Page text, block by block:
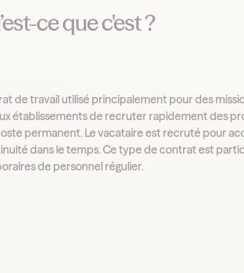
ce que c'est ?
de travail utilisé principalement pour des
établissements de recruter rapidement des
permanent. Le vacataire est recruté pour
dans le temps. Ce type de contrat est
de personnel régulier.